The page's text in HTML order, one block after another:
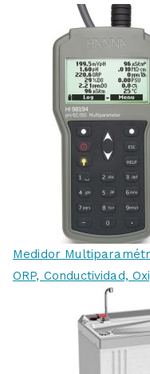
Medidor
ORP, Conductividad,